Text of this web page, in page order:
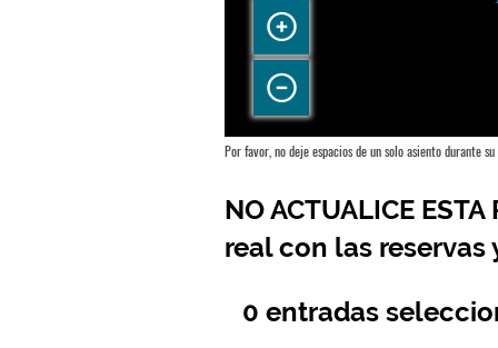
Por favor, no deje espacios de un solo asiento durante su
NO ACTUALICE
real con las reservas
0 entradas